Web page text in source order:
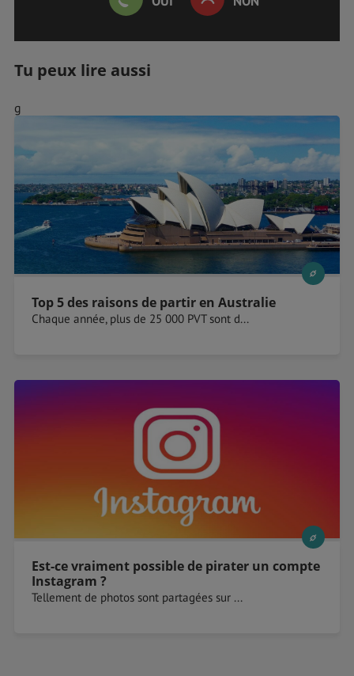
Tu peux lire aussi
g
Top 5 des raisons de partir en Australie
Chaque année, plus de 25 000 PVT sont d...
Est-ce vraiment possible de pirater un compte
Instagram ?
Tellement de photos sont partagées sur ...